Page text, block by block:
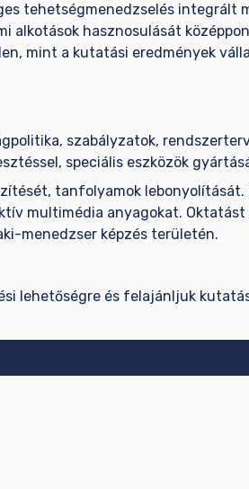
tehetségmenedzselés integrált
alkotások hasznosulását
mint a kutatási eredmények
szabályzatok,
speciális eszközök
tanfolyamok
multimédia anyagokat. Oktatást
menedzser képzés területén.
lehetőségre és felajánljuk